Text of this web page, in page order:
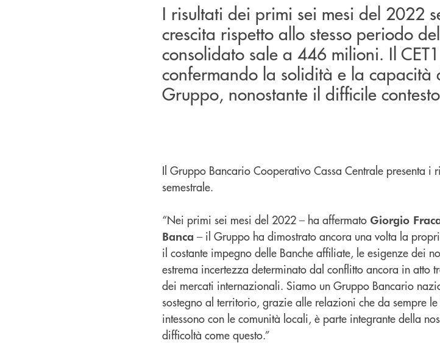
I risultati dei primi sei mesi del 2022
crescita rispetto allo stesso periodo
consolidato sale a 446 milioni. Il
confermando la solidità e la capacità
Gruppo, nonostante il difficile
Il Gruppo Bancario Cooperativo Cassa Centrale presenta
semestrale.
“Nei primi sei mesi del 2022 – ha affermato Giorgio
Banca – il Gruppo ha dimostrato ancora una volta la
il costante impegno delle Banche affiliate, le esigenze dei
estrema incertezza determinato dal conflitto ancora in atto
dei mercati internazionali. Siamo un Gruppo Bancario
sostegno al territorio, grazie alle relazioni che da sempre le
intessono con le comunità locali, è parte integrante della
difficoltà come questo.”